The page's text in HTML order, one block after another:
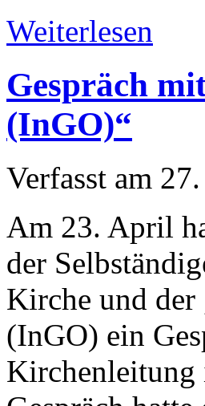
Weiterlesen
Gespräch
(InGO)“
Verfasst am
Am 23. April
der
Kirche und
(InGO) ein
Kirchenleitung